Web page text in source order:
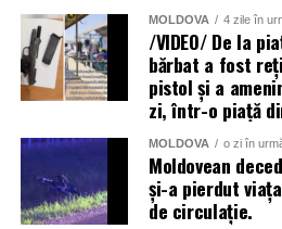
MOLDOVA 4 zile în
/VIDEO/ De la
bărbat a fost
pistol și a
zi, într-o piață
MOLDOVA o zi în
Moldovean
și-a pierdut
de circulație.